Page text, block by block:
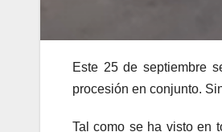
Este 25 de septiembre
procesión en conjunto.
Tal como se ha visto en